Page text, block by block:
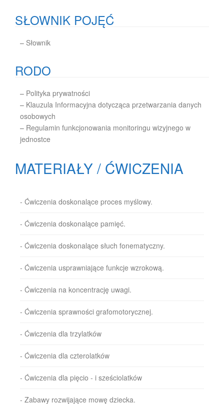
SŁOWNIK POJĘĆ
– Słownik
RODO
– Polityka prywatności
– Klauzula Informacyjna dotycząca przetwarzania danych
osobowych
– Regulamin funkcjonowania monitoringu wizyjnego w
jednostce
MATERIAŁY / ĆWICZENIA
- Ćwiczenia doskonalące proces myślowy.
- Ćwiczenia doskonalące pamięć.
- Ćwiczenia doskonalące słuch fonematyczny.
- Ćwiczenia usprawniające funkcje wzrokową.
- Ćwiczenia na koncentrację uwagi.
- Ćwiczenia sprawności grafomotorycznej.
- Ćwiczenia dla trzylatków
- Ćwiczenia dla czterolatków
- Ćwiczenia dla pięcio - i sześciolatków
- Zabawy rozwijające mowę dziecka.